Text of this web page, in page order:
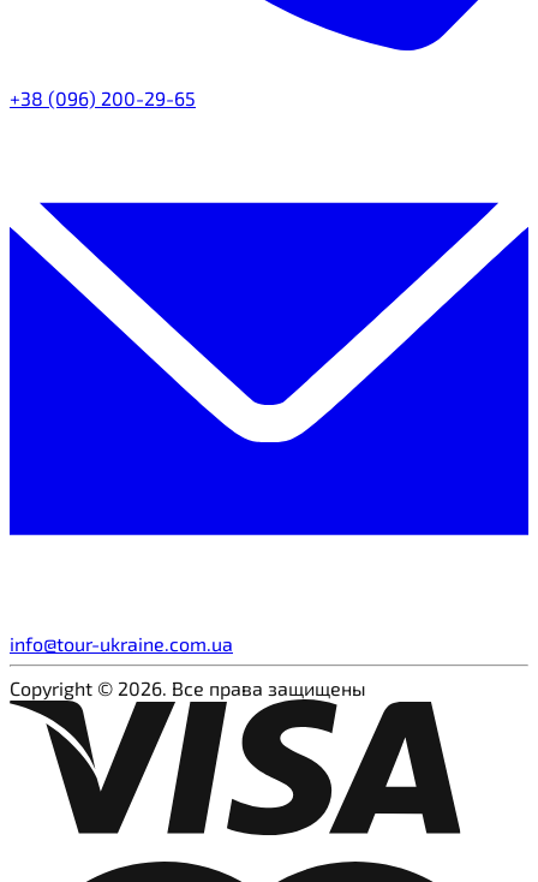
+38 (096) 200-29-65
info@tour-ukraine.com.ua
Copyright © 2026. Все права защищены